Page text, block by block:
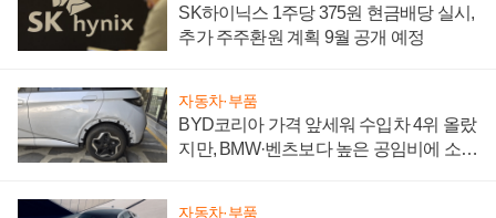
SK하이닉스 1주당 375원 현금배당 실시,
추가 주주환원 계획 9월 공개 예정
자동차·부품
BYD코리아 가격 앞세워 수입차 4위 올랐
지만, BMW·벤츠보다 높은 공임비에 소비
자동차·부품